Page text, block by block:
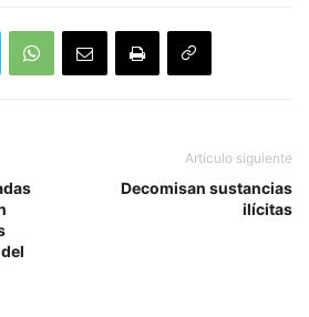
Artículo siguiente
Decomisan sustancias
ilícitas